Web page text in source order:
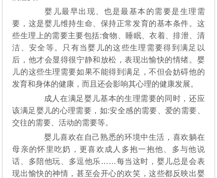
婴儿最早出现、也是最基本的需要是生理需
要，这是婴儿维持生命、保持正常发育的基本条件。这
些生理上的需要主要包括:食物、睡眠、衣着、排泄、清
洁、安全等。只有当婴儿的这些生理需要得到满足以
后，他才会显得很宁静和放松，表现出愉快的情绪。婴
儿的这些生理需要如果不能得到满足，不但会妨碍他的
发育和身体的健康，而且还会影响其心理的健康发展。
成人在满足婴儿基本的生理需要的同时，还应
该满足婴儿的心理需要，如:安全感的需要、爱的需要、
交往的需要、活动的需要等。
婴儿喜欢在自己熟悉的环境中生活，喜欢躺在
母亲的怀里吃奶，更喜欢成人多抱一抱他、多与他说
话、多陪他玩、多逗他乐……每当这时，婴儿总是会表
现出愉快的神情，甚至会开心的欢笑，这些都反映出婴